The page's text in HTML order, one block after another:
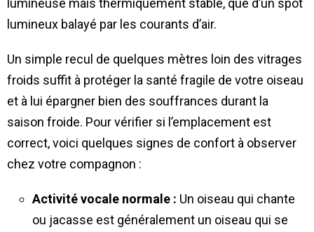
lumineuse mais thermiquement stable, que d’un spot
lumineux balayé par les courants d’air.
Un simple recul de quelques mètres loin des vitrages
froids suffit à protéger la santé fragile de votre oiseau
et à lui épargner bien des souffrances durant la
saison froide. Pour vérifier si l’emplacement est
correct, voici quelques signes de confort à observer
chez votre compagnon :
Activité vocale normale : Un oiseau qui chante
ou jacasse est généralement un oiseau qui se